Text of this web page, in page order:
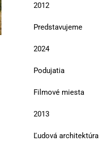
2012
Predstavujeme
2024
Podujatia
Filmové miesta
2013
Ľudová architektúra